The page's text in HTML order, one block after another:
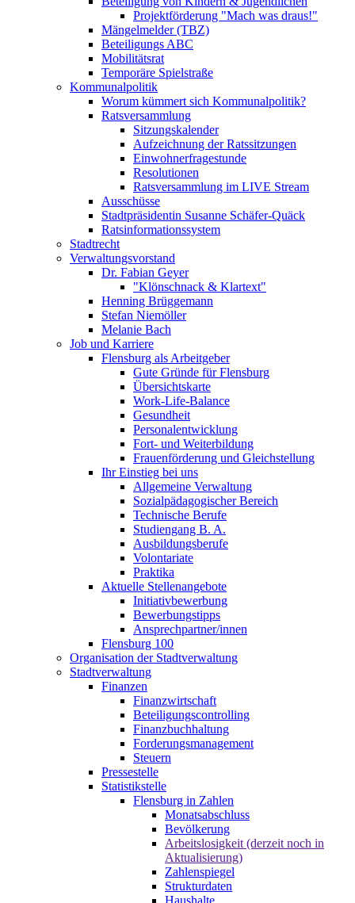
Projektförderung "Mach was draus!"
Mängelmelder (TBZ)
Beteiligungs ABC
Mobilitätsrat
Temporäre Spielstraße
Kommunalpolitik
Worum kümmert sich Kommunalpolitik?
Ratsversammlung
Sitzungskalender
Aufzeichnung der Ratssitzungen
Einwohnerfragestunde
Resolutionen
Ratsversammlung im LIVE Stream
Ausschüsse
Stadtpräsidentin Susanne Schäfer-Quäck
Ratsinformationssystem
Stadtrecht
Verwaltungsvorstand
Dr. Fabian Geyer
"Klönschnack & Klartext"
Henning Brüggemann
Stefan Niemöller
Melanie Bach
Job und Karriere
Flensburg als Arbeitgeber
Gute Gründe für Flensburg
Übersichtskarte
Work-Life-Balance
Gesundheit
Personalentwicklung
Fort- und Weiterbildung
Frauenförderung und Gleichstellung
Ihr Einstieg bei uns
Allgemeine Verwaltung
Sozialpädagogischer Bereich
Technische Berufe
Studiengang B. A.
Ausbildungsberufe
Volontariate
Praktika
Aktuelle Stellenangebote
Initiativbewerbung
Bewerbungstipps
Ansprechpartner/innen
Flensburg 100
Organisation der Stadtverwaltung
Stadtverwaltung
Finanzen
Finanzwirtschaft
Beteiligungscontrolling
Finanzbuchhaltung
Forderungsmanagement
Steuern
Pressestelle
Statistikstelle
Flensburg in Zahlen
Monatsabschluss
Bevölkerung
Arbeitslosigkeit (derzeit noch in
Aktualisierung)
Zahlenspiegel
Strukturdaten
Haushalte